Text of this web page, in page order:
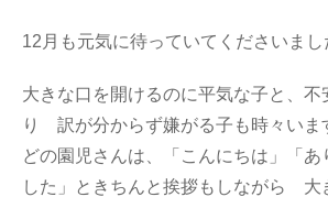
12月も元気に待っていてくださいまし
大きな口を開けるのに平気な子と、不
り 訳が分からず嫌がる子も時々い
どの園児さんは、「こんにちは」「あ
した」ときちんと挨拶もしながら 大